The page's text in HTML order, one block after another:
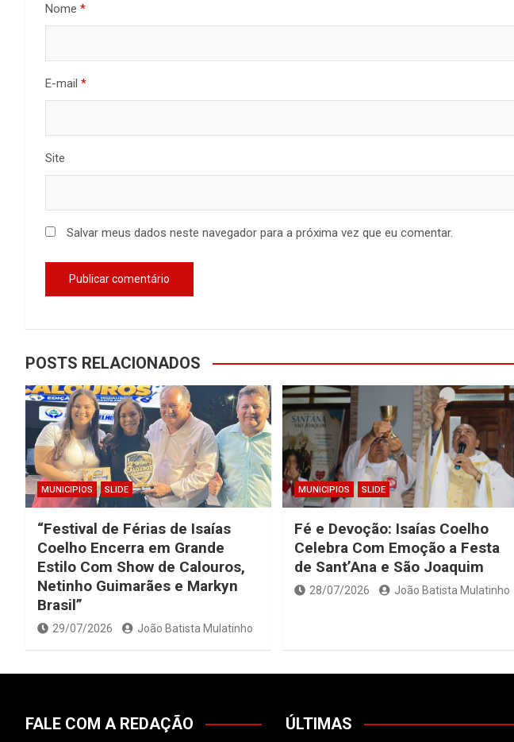
Nome *
E-mail *
Site
Salvar meus dados neste navegador para a próxima vez que eu comentar.
POSTS RELACIONADOS
MUNICIPIOS SLIDE
“Festival de Férias de Isaías
Coelho Encerra em Grande
Estilo Com Show de Calouros,
Netinho Guimarães e Markyn
Brasil”
29/07/2026 João Batista Mulatinho
MUNICIPIOS SLIDE
Fé e Devoção: Isaías Coelho
Celebra Com Emoção a Festa
de Sant’Ana e São Joaquim
28/07/2026 João Batista Mulatinho
FALE COM A REDAÇÃO ÚLTIMAS